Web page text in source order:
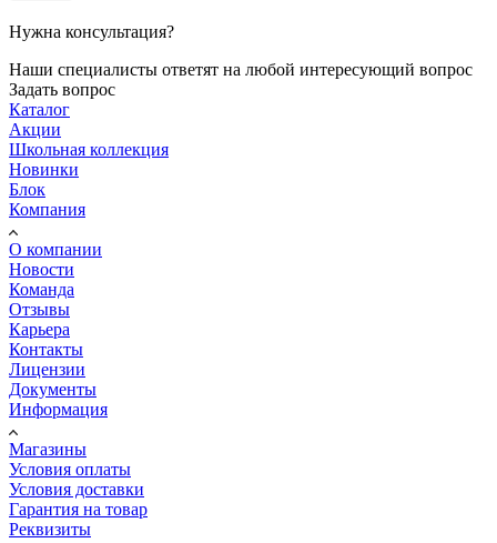
Нужна консультация?
Наши специалисты ответят на любой интересующий вопрос
Задать вопрос
Каталог
Акции
Школьная коллекция
Новинки
Блок
Компания
О компании
Новости
Команда
Отзывы
Карьера
Контакты
Лицензии
Документы
Информация
Магазины
Условия оплаты
Условия доставки
Гарантия на товар
Реквизиты